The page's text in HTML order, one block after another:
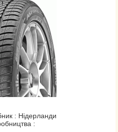
: Нідерланди
: